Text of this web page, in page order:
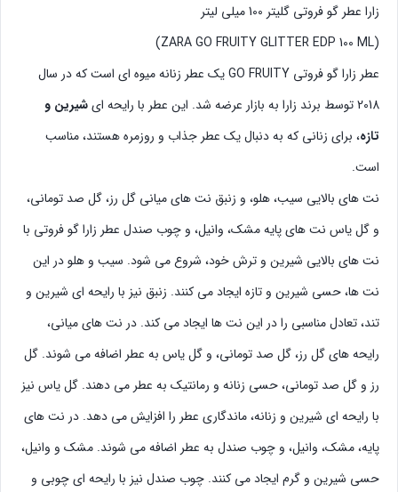
زارا عطر گو فروتی گلیتر 100 میلی لیتر
(ZARA GO FRUITY GLITTER EDP 100 ML)
عطر زارا گو فروتی GO FRUITY یک عطر زنانه میوه ای است که در سال
2018 توسط برند زارا به بازار عرضه شد. این عطر با رایحه ای
شیرین و
تازه، برای زنانی که به دنبال یک عطر جذاب و روزمره هستند، مناسب
است.
نت های بالایی سیب، هلو، و زنبق نت های میانی گل رز، گل صد تومانی،
و گل یاس نت های پایه مشک، وانیل، و چوب صندل عطر زارا گو فروتی با
نت های بالایی شیرین و ترش خود، شروع می شود. سیب و هلو در این
نت ها، حسی شیرین و تازه ایجاد می کنند. زنبق نیز با رایحه ای شیرین و
تند، تعادل مناسبی را در این نت ها ایجاد می کند. در نت های میانی،
رایحه های گل رز، گل صد تومانی، و گل یاس به عطر اضافه می شوند. گل
رز و گل صد تومانی، حسی زنانه و رمانتیک به عطر می دهند. گل یاس نیز
با رایحه ای شیرین و زنانه، ماندگاری عطر را افزایش می دهد. در نت های
پایه، مشک، وانیل، و چوب صندل به عطر اضافه می شوند. مشک و وانیل،
حسی شیرین و گرم ایجاد می کنند. چوب صندل نیز با رایحه ای چوبی و